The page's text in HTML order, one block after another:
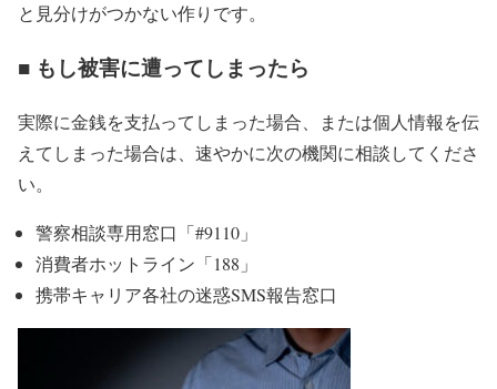
と見分けがつかない作りです。
■ もし被害に遭ってしまったら
実際に金銭を支払ってしまった場合、または個人情報を伝
えてしまった場合は、速やかに次の機関に相談してくださ
い。
警察相談専用窓口「#9110」
消費者ホットライン「188」
携帯キャリア各社の迷惑SMS報告窓口